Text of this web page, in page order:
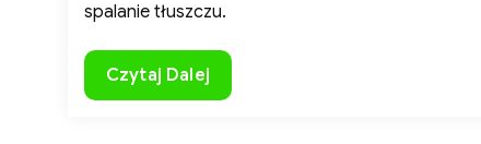
spalanie tłuszczu.
Jak
zioła
Czytaj Dalej